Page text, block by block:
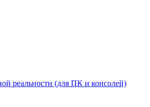
реальности (для ПК и консолей)